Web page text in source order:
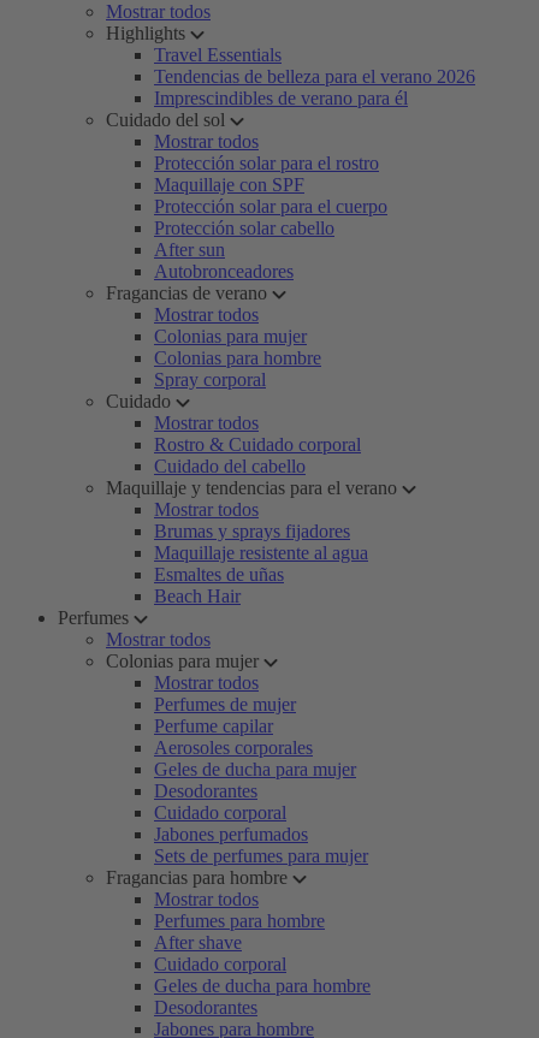
Mostrar todos
Highlights
Travel Essentials
Tendencias de belleza para el verano 2026
Imprescindibles de verano para él
Cuidado del sol
Mostrar todos
Protección solar para el rostro
Maquillaje con SPF
Protección solar para el cuerpo
Protección solar cabello
After sun
Autobronceadores
Fragancias de verano
Mostrar todos
Colonias para mujer
Colonias para hombre
Spray corporal
Cuidado
Mostrar todos
Rostro & Cuidado corporal
Cuidado del cabello
Maquillaje y tendencias para el verano
Mostrar todos
Brumas y sprays fijadores
Maquillaje resistente al agua
Esmaltes de uñas
Beach Hair
Perfumes
Mostrar todos
Colonias para mujer
Mostrar todos
Perfumes de mujer
Perfume capilar
Aerosoles corporales
Geles de ducha para mujer
Desodorantes
Cuidado corporal
Jabones perfumados
Sets de perfumes para mujer
Fragancias para hombre
Mostrar todos
Perfumes para hombre
After shave
Cuidado corporal
Geles de ducha para hombre
Desodorantes
Jabones para hombre